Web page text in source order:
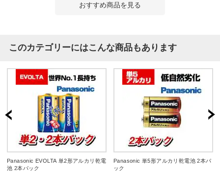
おすすめ商品を見る
このカテゴリーにはこんな商品もあります
Panasonic EVOLTA 単2形アルカリ乾電
池 2本パック
Panasonic 単5形アルカリ乾電池 2本パ
ック